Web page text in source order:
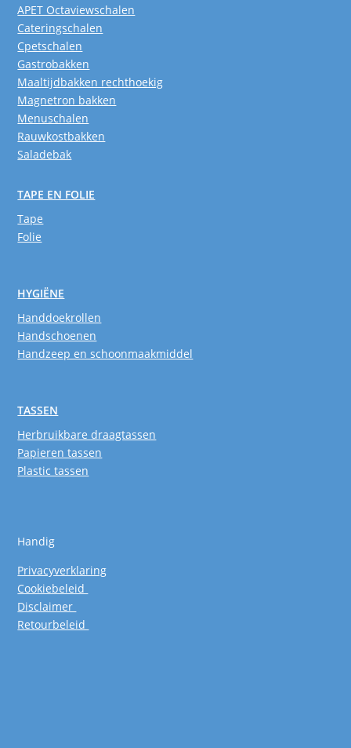
APET Octaviewschalen
Cateringschalen
Cpetschalen
Gastrobakken
Maaltijdbakken rechthoekig
Magnetron bakken
Menuschalen
Rauwkostbakken
Saladebak
TAPE EN FOLIE
Tape
Folie
HYGIËNE
Handdoekrollen
Handschoenen
Handzeep en schoonmaakmiddel
TASSEN
Herbruikbare draagtassen
Papieren tassen
Plastic tassen
Handig
Privacyverklaring
Cookiebeleid
Disclaimer
Retourbeleid